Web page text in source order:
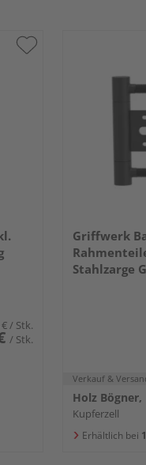
/ Stk.
/ Stk.
Griffwerk
Stahlzarge
Verkauf &
Holz
Kupferzell
Erhältlich bei